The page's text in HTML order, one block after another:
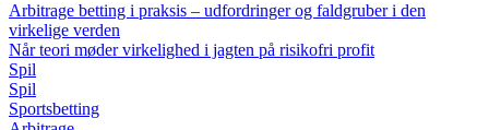
Arbitrage betting i praksis – udfordringer og faldgruber i den
virkelige verden
Når teori møder virkelighed i jagten på risikofri profit
Spil
Spil
Sportsbetting